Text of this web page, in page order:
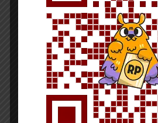
Badan Otonom Pers Mahasiswa
merupakan pers mahasiswa
kampus dan dikelola secara
Universitas Sumatera Utara